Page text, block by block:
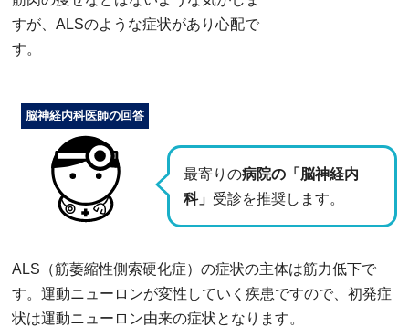
すが、ALSのような症状があり心配で
す。
最寄りの病院の「脳神経内
科」 受診を推奨します。
脳神経内科医師の回答
ALS（筋萎縮性側索硬化症）の症状の主体は筋力低下で
す。運動ニューロンが変性していく疾患ですので、初発症
状は運動ニューロン由来の症状となります。